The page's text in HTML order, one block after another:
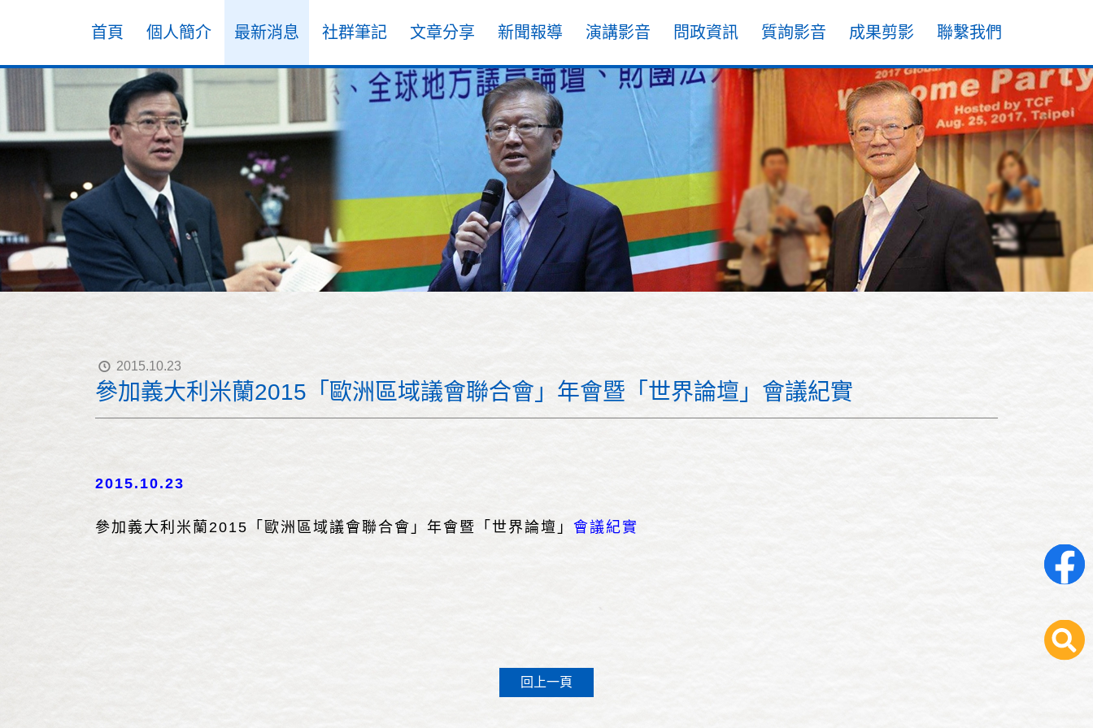
首頁 個人簡介 最新消息 社群筆記 文章分享 新聞報導 演講影音 問政資訊 質詢影音 成果剪影 聯繫我們
2015.10.23
參加義大利米蘭2015「歐洲區域議會聯合會」年會暨「世界論壇」會議紀實
2015.10.23
參加義大利米蘭2015「歐洲區域議會聯合會」年會暨「世界論壇」 會議紀實
回上一頁